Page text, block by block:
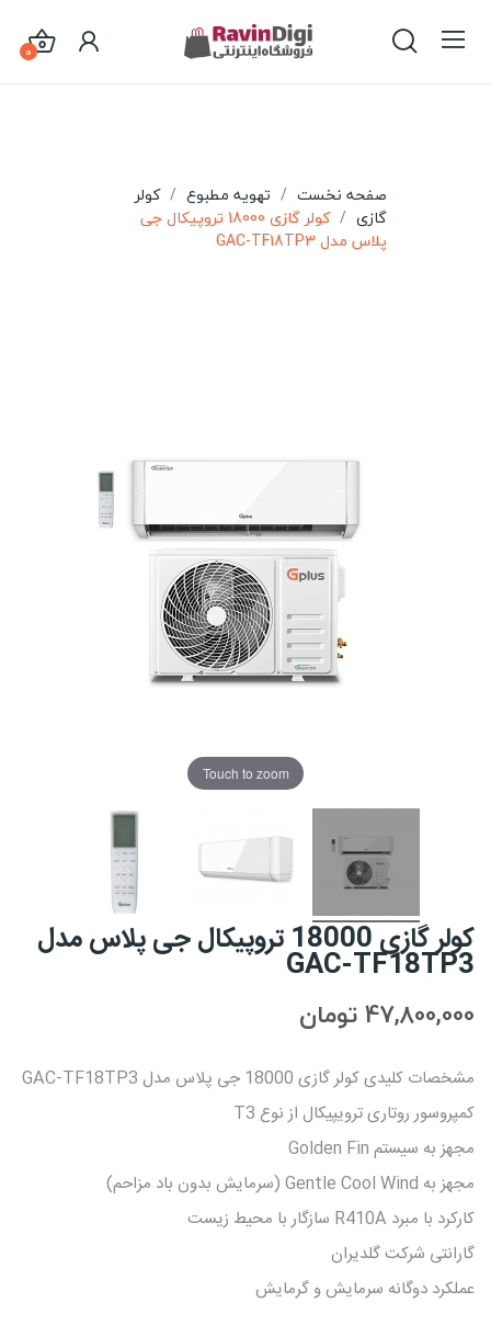
0
صفحه نخست تهویه مطبوع
کولر
گازی
کولر گازی 18000 تروپیکال جی
پلاس مدل GAC-TF18TP3
Touch to zoom
کولر گازی 18000 تروپیکال جی پلاس مدل
GAC-TF18TP3
47,800,000 تومان
مشخصات کلیدی کولر گازی 18000 جی پلاس مدل GAC-TF18TP3
کمپروسور روتاری ترویپیکال از نوع T3
مجهز به سیستم Golden Fin
مجهز به Gentle Cool Wind (سرمایش بدون باد مزاحم)
کارکرد با مبرد R410A سازگار با محیط زیست
گارانتی شرکت گلدیران
عملکرد دوگانه سرمایش و گرمایش